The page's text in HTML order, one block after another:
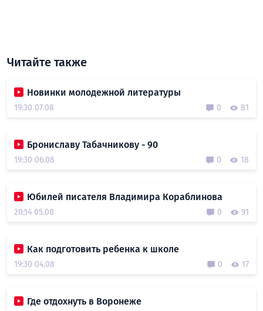
Читайте также
Новинки молодежной литературы
19:30 07.08 0 81
Брониславу Табачникову - 90
19:30 06.08 0 18
Юбилей писателя Владимира Кораблинова
20:14 05.08 0 91
Как подготовить ребенка к школе
19:30 04.08 0 17
Где отдохнуть в Воронеже